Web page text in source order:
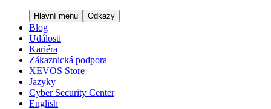
Hlavní menu Odkazy
Blog
Události
Kariéra
Zákaznická podpora
XEVOS Store
Jazyky
Cyber Security Center
English